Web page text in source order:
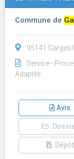
Commune de
95141
Service -
Adaptée
Avis
Dépôt